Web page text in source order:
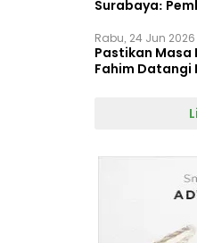
Surabaya:
Rabu, 24 Jun 2026
Pastikan Masa
Fahim Datangi